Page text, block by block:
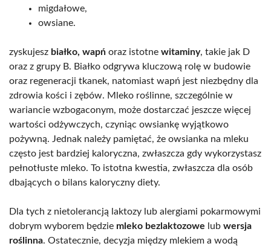
migdałowe,
owsiane.
zyskujesz białko, wapń oraz istotne witaminy, takie jak D
oraz z grupy B. Białko odgrywa kluczową rolę w budowie
oraz regeneracji tkanek, natomiast wapń jest niezbędny dla
zdrowia kości i zębów. Mleko roślinne, szczególnie w
wariancie wzbogaconym, może dostarczać jeszcze więcej
wartości odżywczych, czyniąc owsiankę wyjątkowo
pożywną. Jednak należy pamiętać, że owsianka na mleku
często jest bardziej kaloryczna, zwłaszcza gdy wykorzystasz
pełnotłuste mleko. To istotna kwestia, zwłaszcza dla osób
dbających o bilans kaloryczny diety.
Dla tych z nietolerancją laktozy lub alergiami pokarmowymi
dobrym wyborem będzie mleko bezlaktozowe lub wersja
roślinna. Ostatecznie, decyzja między mlekiem a wodą